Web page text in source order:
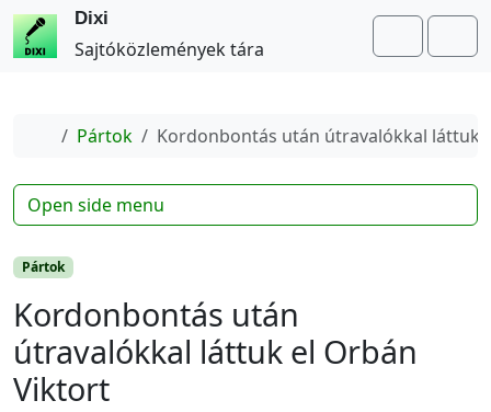
Dixi
Sajtóközlemények tára
Home
Pártok Kordonbontás után útravalókkal láttuk
Pártok
Kordonbontás után
útravalókkal láttuk el Orbán
Viktort
Open side menu